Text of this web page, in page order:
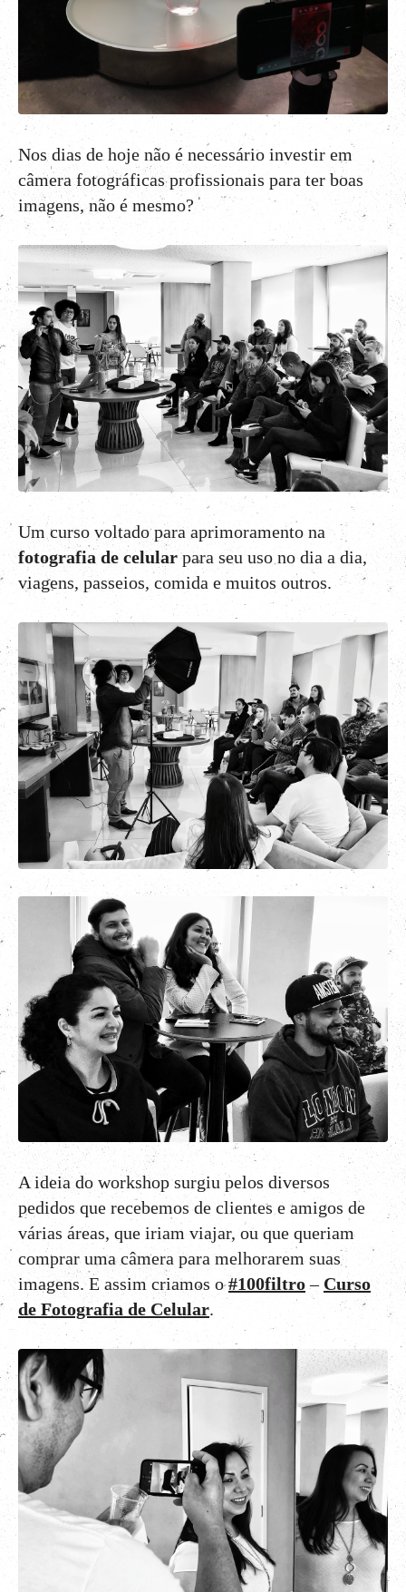
Nos dias de hoje não é necessário investir em
câmera fotográficas profissionais para ter boas
imagens, não é mesmo?
Um curso voltado para aprimoramento na
fotografia de celularpara seu uso no dia a dia,
viagens, passeios, comida e muitos outros.
A ideia do workshop surgiu pelos diversos
pedidos que recebemos de clientes e amigos de
várias áreas, que iriam viajar, ou que queriam
comprar uma câmera para melhorarem suas
imagens. E assim criamos o#100filtro– Curso
de Fotografia de Celular.